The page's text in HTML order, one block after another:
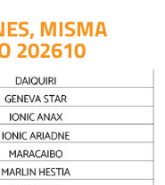
MISMA
202610